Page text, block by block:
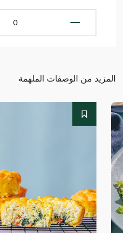
0
المزيد من الوصفات الملهمة